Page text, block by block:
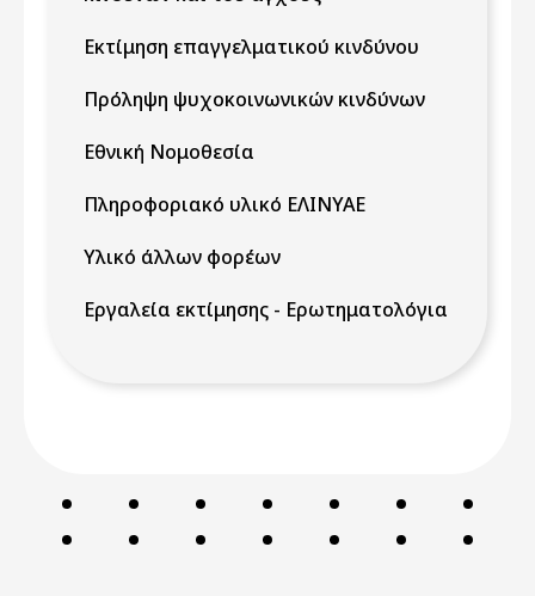
Εκτίμηση επαγγελματικού κινδύνου
Πρόληψη ψυχοκοινωνικών κινδύνων
Εθνική Νομοθεσία
Πληροφοριακό υλικό ΕΛΙΝΥΑΕ
Υλικό άλλων φορέων
Εργαλεία εκτίμησης - Ερωτηματολόγια